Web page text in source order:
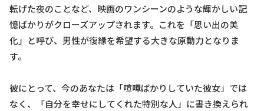
転げた夜のことなど、映画のワンシーンのような輝かしい記
憶ばかりがクローズアップされます。これを「思い出の美
化」と呼び、男性が復縁を希望する大きな原動力となりま
す。
彼にとって、今のあなたは「喧嘩ばかりしていた彼女」では
なく、「自分を幸せにしてくれた特別な人」に書き換えられ